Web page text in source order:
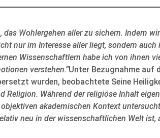
Wohlergehen aller zu sichern. Indem
nur im Interesse aller liegt, sondern
Wissenschaftlern habe ich von ihnen
verstehen.“Unter Bezugnahme auf
wurden, beobachtete Seine
Während der religiöse Inhalt
akademischen Kontext
neu in der wissenschaftlichen Welt ist,